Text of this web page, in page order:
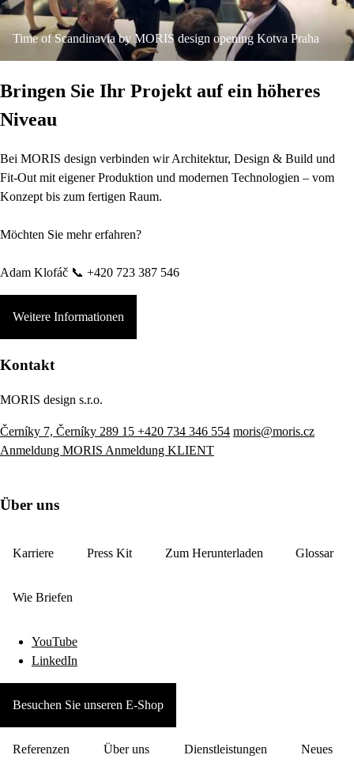
Time of Scandinavia by MORIS design opening Kotva Praha
Bringen Sie Ihr Projekt auf ein höheres
Niveau
Bei MORIS design verbinden wir Architektur, Design & Build und
Fit-Out mit eigener Produktion und modernen Technologien – vom
Konzept bis zum fertigen Raum.
Möchten Sie mehr erfahren?
Adam Klofáč 📞 +420 723 387 546
Weitere Informationen
Kontakt
MORIS design s.r.o.
Černíky 7, Černíky 289 15 +420 734 346 554 moris@moris.cz
Anmeldung MORIS Anmeldung KLIENT
Über uns
Karriere Press Kit Zum Herunterladen Glossar
Wie Briefen
YouTube
LinkedIn
Besuchen Sie unseren E-Shop
Referenzen Über uns Dienstleistungen Neues